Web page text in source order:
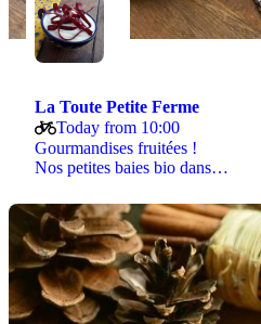
La Toute Petite Ferme
Today from 10:00
Gourmandises fruitées !
Nos petites baies bio dans…